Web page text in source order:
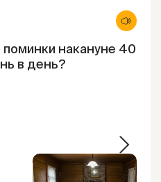
накануне 40
в день?